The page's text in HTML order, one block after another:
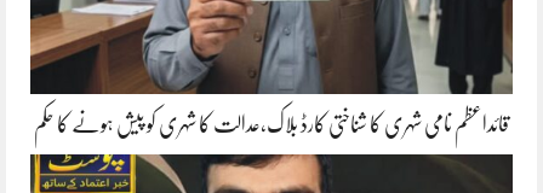
قائداعظم نامی شہری کا شناختی کارڈ بلاک،عدالت کا شہری کو پیش ہونے کا حکم